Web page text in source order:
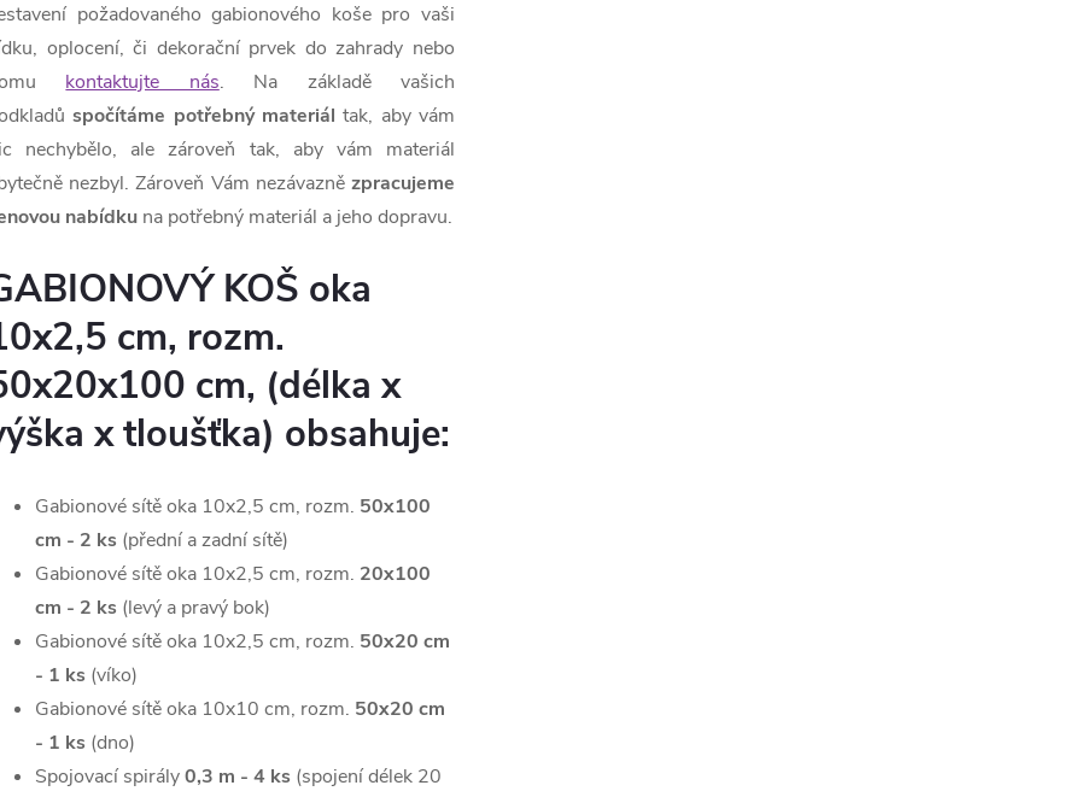
požadovaného gabionového koše pro vaši
oplocení, či dekorační prvek do zahrady nebo
kontaktujte nás. Na základě vašich
spočítáme potřebný materiál tak, aby vám
nechybělo, ale zároveň tak, aby vám materiál
nezbyl. Zároveň Vám nezávazně zpracujeme
nabídku na potřebný materiál a jeho dopravu.
KOŠ oka
cm, rozm.
cm, (délka x
x tloušťka) obsahuje:
Gabionové sítě oka 10x2,5 cm, rozm. 50x100
cm - 2 ks (přední a zadní sítě)
Gabionové sítě oka 10x2,5 cm, rozm. 20x100
cm - 2 ks (levý a pravý bok)
Gabionové sítě oka 10x2,5 cm, rozm. 50x20 cm
- 1 ks (víko)
Gabionové sítě oka 10x10 cm, rozm. 50x20 cm
- 1 ks (dno)
Spojovací spirály0,3 m - 4 ks (spojení délek 20